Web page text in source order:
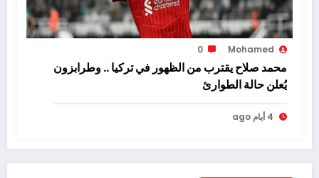
Mohamed
0
محمد صلاح يقترب من الظهور في تركيا .. وطرابزون
يُعلن حالة الطوارئ
4 أيام ago